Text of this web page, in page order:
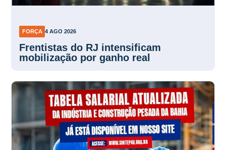
FORÇA 4 AGO 2026
Frentistas do RJ intensificam
mobilização por ganho real